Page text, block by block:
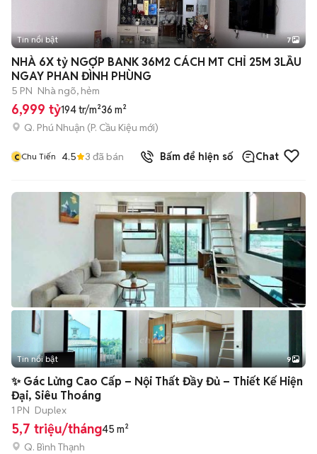
+2
Tin nổi bật 7
NHÀ 6X tỷ NGỢP BANK 36M2 CÁCH MT CHỈ 25M 3LẦU
NGAY PHAN ĐÌNH PHÙNG
5 PN Nhà ngõ, hẻm
6,999 tỷ194 tr/m²36 m²
Q. Phú Nhuận (P. Cầu Kiệu mới)
c Chu Tiến 4.5 3 đã bán Bấm để hiện số Chat
+2
Tin nổi bật 9
✨ Gác Lửng Cao Cấp – Nội Thất Đầy Đủ – Thiết Kế Hiện
Đại, Siêu Thoáng
1 PN Duplex
5,7 triệu/tháng45 m²
Q. Bình Thạnh